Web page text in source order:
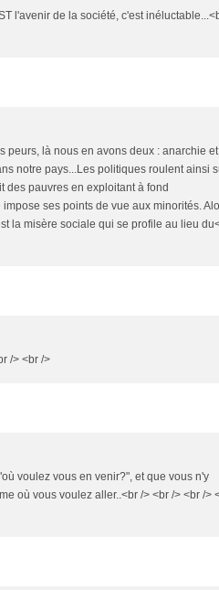
l'avenir de la société, c'est
peurs, là nous en avons deux : anarchie et
notre pays...Les politiques roulent ainsi
des pauvres en exploitant à fond
ses points de vue aux minorités.
la misère sociale qui se profile au lieu
/> <br />
voulez vous en venir?", et que vous n'y
où vous voulez aller..<br /> <br /> <br />